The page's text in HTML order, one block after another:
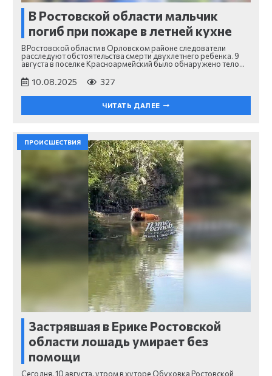
В Ростовской области мальчик
погиб при пожаре в летней кухне
В Ростовской области в Орловском районе следователи
расследуют обстоятельства смерти двухлетнего ребенка. 9
августа в поселке Красноармейский было обнаружено тело…
10.08.2025 327
ЧИТАТЬ ДАЛЕЕ
ПРОИСШЕСТВИЯ
Застрявшая в Ерике Ростовской
области лошадь умирает без
помощи
Сегодня, 10 августа, утром в хуторе Обуховка Ростовской